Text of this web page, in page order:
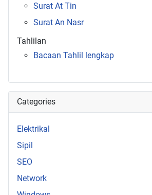
Surat At Tin
Surat An Nasr
Tahlilan
Bacaan Tahlil lengkap
Categories
Elektrikal
Sipil
SEO
Network